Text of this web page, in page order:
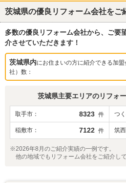
茨城県の優良リフォーム会社をご
多数の優良リフォーム会社から、ご要
介させていただきます！
茨城県内にお住まいの方に紹介できる加
社）数：
茨城県主要エリアのリフォ
取手市 8323 件 つ
稲敷市 7122 件 筑
※2026年8月のご紹介実績の一例です。
他の地域でもリフォーム会社をご紹介して